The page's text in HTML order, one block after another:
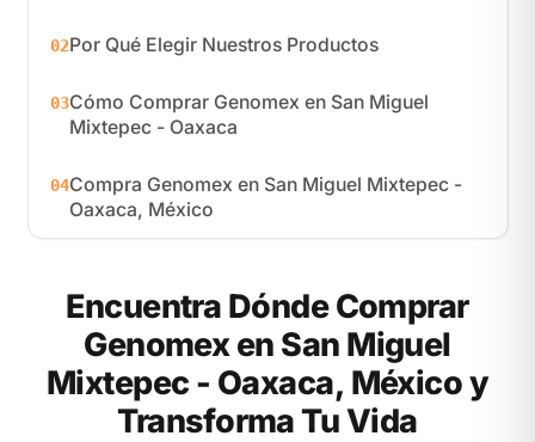
02Por Qué Elegir Nuestros Productos
03Cómo Comprar Genomex en San Miguel
Mixtepec - Oaxaca
04Compra Genomex en San Miguel Mixtepec -
Oaxaca, México
Encuentra Dónde Comprar
Genomex en San Miguel
Mixtepec - Oaxaca, México y
Transforma Tu Vida